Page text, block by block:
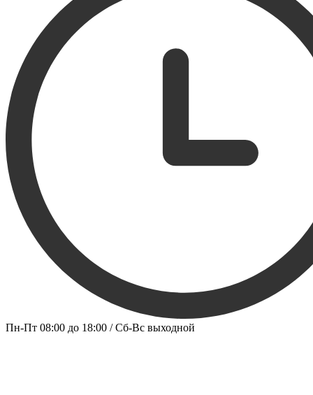
Пн-Пт 08:00 до 18:00 / Сб-Вс выходной